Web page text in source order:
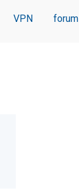
VPN forum